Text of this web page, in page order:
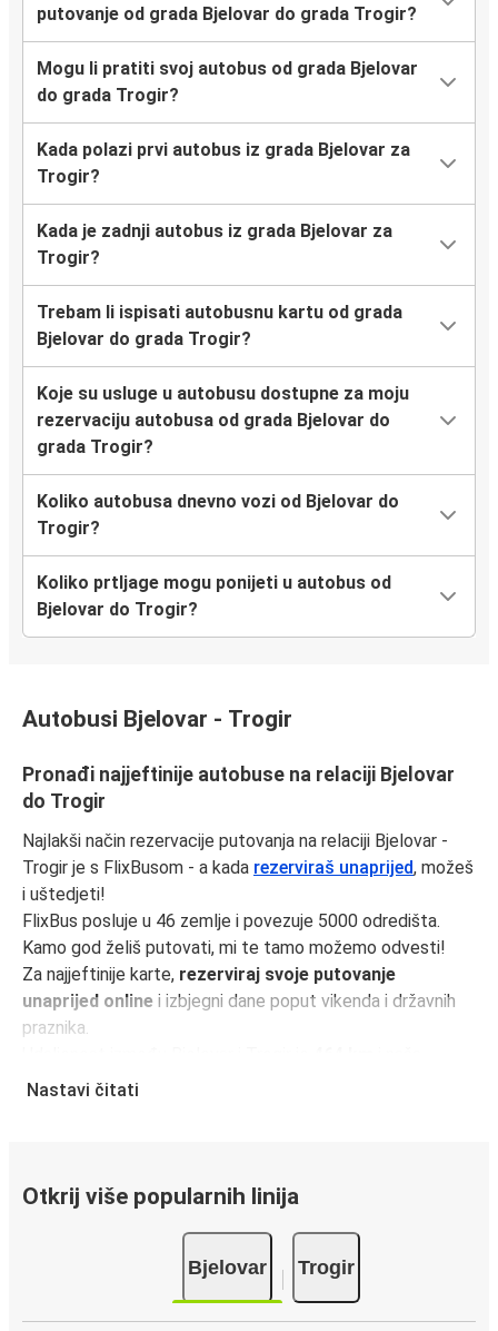
putovanje od grada Bjelovar do grada Trogir?
Mogu li pratiti svoj autobus od grada Bjelovar
do grada Trogir?
Kada polazi prvi autobus iz grada Bjelovar za
Trogir?
Kada je zadnji autobus iz grada Bjelovar za
Trogir?
Trebam li ispisati autobusnu kartu od grada
Bjelovar do grada Trogir?
Koje su usluge u autobusu dostupne za moju
rezervaciju autobusa od grada Bjelovar do
grada Trogir?
Koliko autobusa dnevno vozi od Bjelovar do
Trogir?
Koliko prtljage mogu ponijeti u autobus od
Bjelovar do Trogir?
Autobusi Bjelovar - Trogir
Pronađi najjeftinije autobuse na relaciji Bjelovar
do Trogir
Najlakši način rezervacije putovanja na relaciji Bjelovar -
Trogir je s FlixBusom - a kada rezerviraš unaprijed, možeš
i uštedjeti!
FlixBus posluje u 46 zemlje i povezuje 5000 odredišta.
Kamo god želiš putovati, mi te tamo možemo odvesti!
Za najjeftinije karte, rezerviraj svoje putovanje
unaprijed online i izbjegni dane poput vikenda i državnih
praznika.
najbrža vožnja traje samo
putovanje.
Putovanje autobusom iz Bjelovar
Spreman/na za putovanje iz Bjelovar? Grad Bjelovar je
prometno čvorište sa 1 kolodvora i je dobro povezan s
autobusima za 103 destinacije u cijeloj zemlji.
Nastavi čitati
Otkrij više popularnih linija
Bjelovar Trogir